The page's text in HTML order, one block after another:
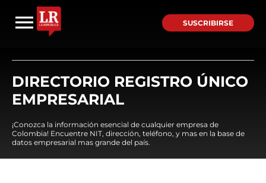
SUSCRIBIRSE
DIRECTORIO REGISTRO ÚNICO
EMPRESARIAL
¡Conozca la información esencial de cualquier empresa de
Colombia! Encuentre NIT, dirección, teléfono, y mas en la base de
datos empresarial mas grande del país.